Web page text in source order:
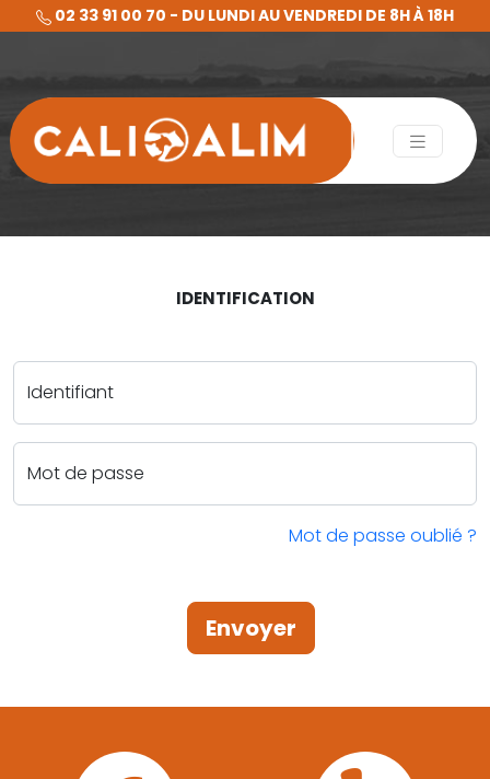
02 33 91 00 70 - DU LUNDI AU VENDREDI DE 8H À 18H
IDENTIFICATION
Identifiant
Mot de passe
Mot de passe oublié ?
Envoyer